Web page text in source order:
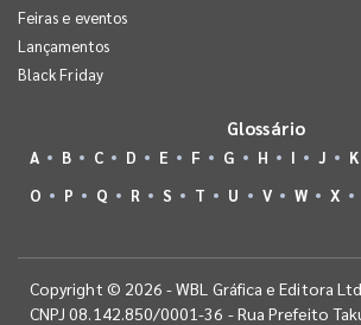
Feiras e eventos
Lançamentos
Black Friday
Glossário
A B C D E F G H I J K
O
P Q R S T U V W X
Copyright © 2026 - WBL Gráfica e Editora
CNPJ 08.142.850/0001-36 - Rua Prefeito